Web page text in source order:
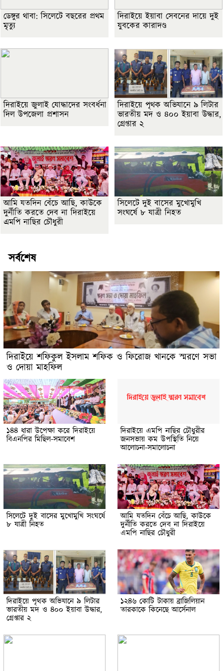
ডেঙ্গুর থাবা: সিলেটে বছরের প্রথম
মৃত্যু
দিরাইয়ে ইয়াবা সেবনের দায়ে দুই
যুবকের কারাদণ্ড
দিরাইয়ে জুলাই যোদ্ধাদের সংবর্ধনা
দিল উপজেলা প্রশাসন
দিরাইয়ে পৃথক অভিযানে ৯ লিটার
ভারতীয় মদ ও ৪০০ ইয়াবা উদ্ধার,
গ্রেপ্তার ২
আমি যতদিন বেঁচে আছি, কাউকে
দুর্নীতি করতে দেব না দিরাইয়ে
এমপি নাছির চৌধুরী
সিলেটে দুই বাসের মুখোমুখি
সংঘর্ষে ৮ যাত্রী নিহত
সর্বশেষ
দিরাইয়ে শফিকুল ইসলাম শফিক ও ফিরোজ খানকে স্মরণে সভা
ও দোয়া মাহফিল
১৪৪ ধারা উপেক্ষা করে দিরাইয়ে
বিএনপির মিছিল-সমাবেশ
দিরাইয়ে এমপি নাছির চৌধুরীর
জনসভায় কম উপস্থিতি নিয়ে
আলোচনা-সমালোচনা
সিলেটে দুই বাসের মুখোমুখি সংঘর্ষে
৮ যাত্রী নিহত
আমি যতদিন বেঁচে আছি, কাউকে
দুর্নীতি করতে দেব না দিরাইয়ে
এমপি নাছির চৌধুরী
দিরাইয়ে পৃথক অভিযানে ৯ লিটার
ভারতীয় মদ ও ৪০০ ইয়াবা উদ্ধার,
গ্রেপ্তার ২
১২৪৬ কোটি টাকায় ব্রাজিলিয়ান
তারকাকে কিনেছে আর্সেনাল